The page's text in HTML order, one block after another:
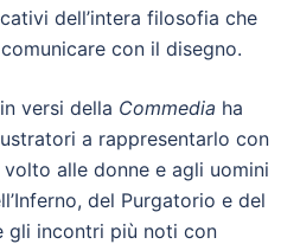
dell’intera filosofia che
con il disegno.
versi della Commedia ha
a rappresentarlo con
alle donne e agli uomini
del Purgatorio e del
gli incontri più noti con